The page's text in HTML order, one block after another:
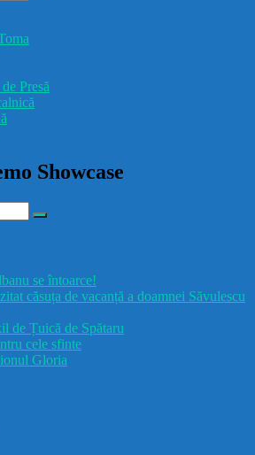
Presă
Showcase
se întoarce!
căsuța de vacanță a doamnei Săvulescu
de Țuică de Spătaru
cele sfinte
Gloria